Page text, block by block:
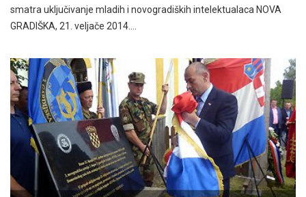
smatra uključivanje mladih i novogradiških intelektualaca NOVA
GRADIŠKA, 21. veljače 2014.…